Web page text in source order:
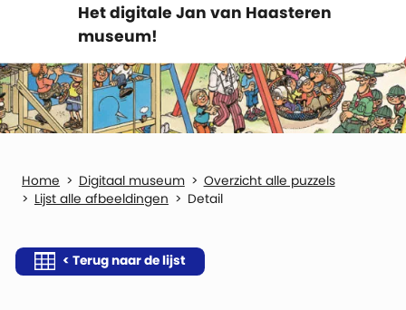
Het digitale Jan van Haasteren
museum!
Digitaal museum
Overzicht alle puzzels
Lijst alle afbeeldingen
Detail
< Terug naar de lijst